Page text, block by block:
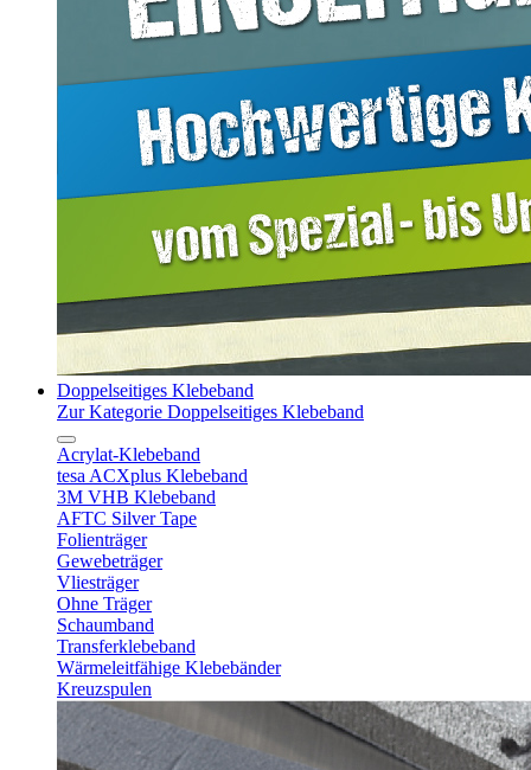
Doppelseitiges Klebeband
Zur Kategorie Doppelseitiges Klebeband
Acrylat-Klebeband
tesa ACXplus Klebeband
3M VHB Klebeband
AFTC Silver Tape
Folienträger
Gewebeträger
Vliesträger
Ohne Träger
Schaumband
Transferklebeband
Wärmeleitfähige Klebebänder
Kreuzspulen